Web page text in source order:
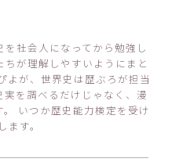
社会人になってから勉強し
が理解しやすいようにまと
よが、世界史は歴ぶろが担当
を調べるだけじゃなく、漫
いつか歴史能力検定を受け
す。